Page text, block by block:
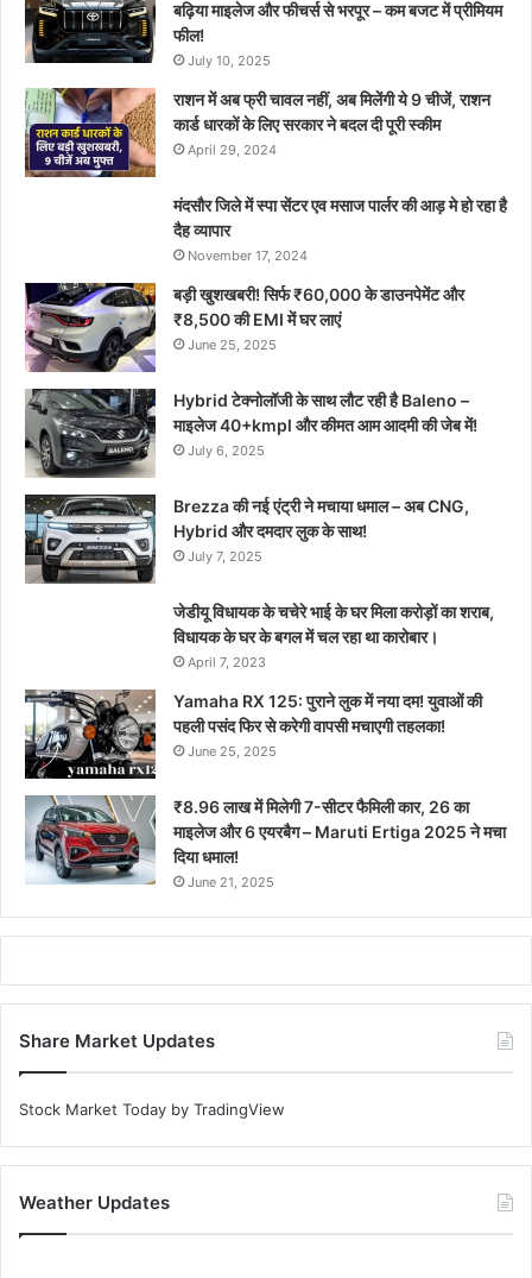
बढ़िया माइलेज और फीचर्स से भरपूर – कम बजट में प्रीमियम
फील!
July 10, 2025
राशन में अब फ्री चावल नहीं, अब मिलेंगी ये 9 चीजें, राशन
कार्ड धारकों के लिए सरकार ने बदल दी पूरी स्कीम
April 29, 2024
मंदसौर जिले में स्पा सेंटर एव मसाज पार्लर की आड़ मे हो रहा है
दैह व्यापार
November 17, 2024
बड़ी खुशखबरी! सिर्फ ₹60,000 के डाउनपेमेंट और
₹8,500 की EMI में घर लाएं
June 25, 2025
Hybrid टेक्नोलॉजी के साथ लौट रही है Baleno –
माइलेज 40+kmpl और कीमत आम आदमी की जेब में!
July 6, 2025
Brezza की नई एंट्री ने मचाया धमाल – अब CNG,
Hybrid और दमदार लुक के साथ!
July 7, 2025
जेडीयू विधायक के चचेरे भाई के घर मिला करोड़ों का शराब,
विधायक के घर के बगल में चल रहा था कारोबार।
April 7, 2023
Yamaha RX 125: पुराने लुक में नया दम! युवाओं की
पहली पसंद फिर से करेगी वापसी मचाएगी तहलका!
June 25, 2025
₹8.96 लाख में मिलेगी 7-सीटर फैमिली कार, 26 का
माइलेज और 6 एयरबैग – Maruti Ertiga 2025 ने मचा
दिया धमाल!
June 21, 2025
Share Market Updates
Stock Market Today by TradingView
Weather Updates